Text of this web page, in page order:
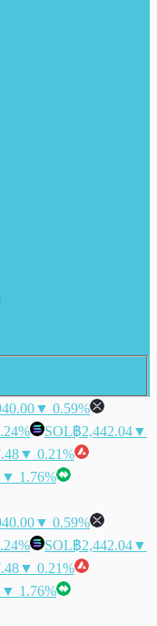
▼ 0.59%
SOL฿2,442.04▼
▼ 0.21%
▼ 1.76%
▼ 0.59%
SOL฿2,442.04▼
▼ 0.21%
▼ 1.76%